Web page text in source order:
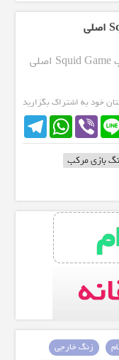
دانلود اهنگ زنگ گوشی سریال بازی مرکب Squid Game اصلی
خود به اشتراک بگزارید
TelegramWhatsApp Viber
بازی مرکب
زنگ خارجی